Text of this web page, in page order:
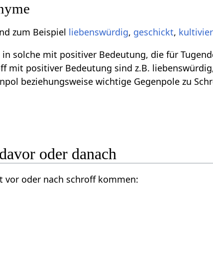
zum Beispiel liebenswürdig, geschickt,
solche mit positiver Bedeutung, die für
mit positiver Bedeutung sind z.B.
beziehungsweise wichtige Gegenpole zu
oder danach
vor oder nach schroff kommen: